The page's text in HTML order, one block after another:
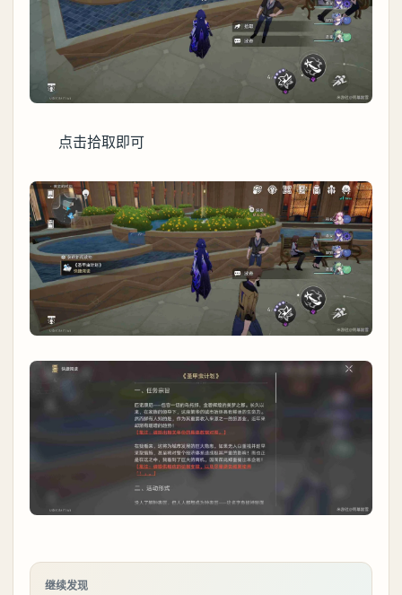
点击拾取即可
继续发现